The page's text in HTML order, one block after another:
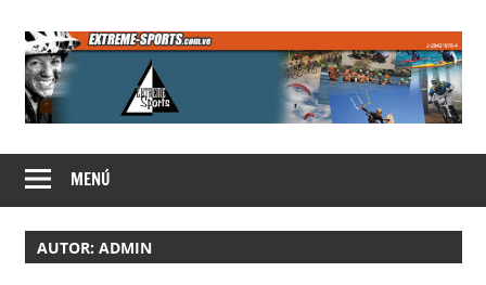
contenido
Extreme
Sports
MENÚ
AUTOR: ADMIN